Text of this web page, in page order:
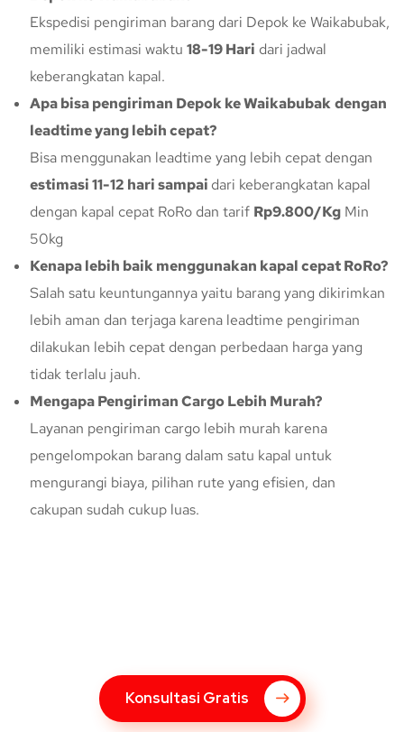
Ekspedisi pengiriman barang dari Depok ke Waikabubak,
memiliki estimasi waktu 18-19 Hari dari jadwal
keberangkatan kapal.
Apa bisa pengiriman Depok ke Waikabubakdengan
leadtime yang lebih cepat?
Bisa menggunakan leadtime yang lebih cepat dengan
estimasi 11-12 hari sampai dari keberangkatan kapal
dengan kapal cepat RoRo dan tarif Rp9.800/Kg Min
50kg
Kenapa lebih baik menggunakan kapal cepat RoRo?
Salah satu keuntungannya yaitu barang yang dikirimkan
lebih aman dan terjaga karena leadtime pengiriman
dilakukan lebih cepat dengan perbedaan harga yang
tidak terlalu jauh.
Mengapa Pengiriman Cargo Lebih Murah?
Layanan pengiriman cargo lebih murah karena
pengelompokan barang dalam satu kapal untuk
mengurangi biaya, pilihan rute yang efisien, dan
cakupan sudah cukup luas.
Konsultasi Gratis